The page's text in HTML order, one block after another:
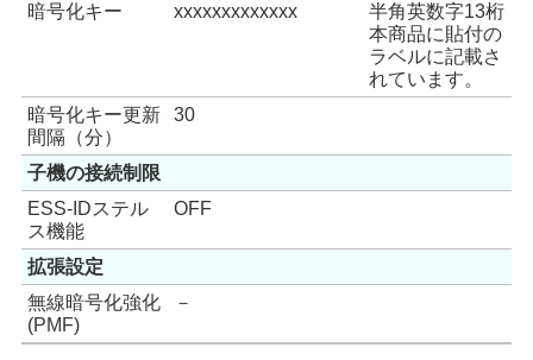
暗号化キー
xxxxxxxxxxxxx
半角英数字13桁
本商品に貼付の
ラベルに記載さ
れています。
暗号化キー更新
間隔（分）
30
子機の接続制限
ESS-IDステル
ス機能
OFF
拡張設定
無線暗号化強化
(PMF)
－